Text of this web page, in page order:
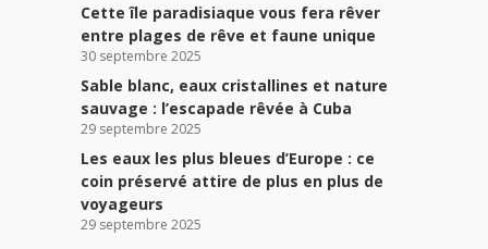
Cette île paradisiaque vous fera rêver
entre plages de rêve et faune unique
30 septembre 2025
Sable blanc, eaux cristallines et nature
sauvage : l’escapade rêvée à Cuba
29 septembre 2025
Les eaux les plus bleues d’Europe : ce
coin préservé attire de plus en plus de
voyageurs
29 septembre 2025